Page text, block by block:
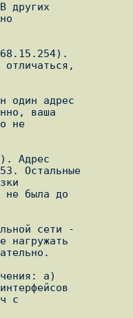
других
один адрес
ваша
не
Адрес
Остальные
не была до
сети -
нагружать
а)
с